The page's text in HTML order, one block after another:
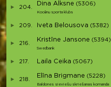
204.
Dina Alksne (5306)
Kocēnu sporta klubs
209. Iveta Belousova (5382)
216.
Kristīne Jansone (5394)
Swedbank
217. Laila Ceika (5067)
218.
Elīna Brigmane (5228)
Baldones sieviešu skriešanas komanda